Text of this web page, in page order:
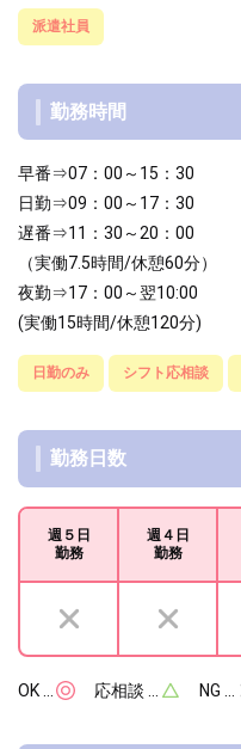
派遣社員
勤務時間
早番⇒07：00～15：30
日勤⇒09：00～17：30
遅番⇒11：30～20：00
（実働7.5時間/休憩60分）
夜勤⇒17：00～翌10:00
(実働15時間/休憩120分)
日勤のみ シフト応相談
勤務日数
週５日
勤務
週４日
勤務
OK … 応相談 … NG …